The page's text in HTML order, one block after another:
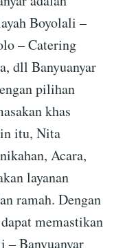
Boyolali –
– Catering
dll Banyuanyar
pilihan
khas
itu, Nita
Acara,
layanan
ramah. Dengan
memastikan
– Banyuanyar